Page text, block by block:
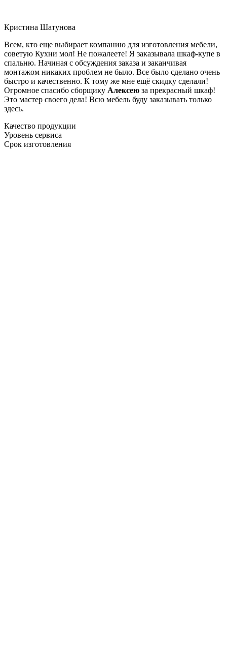
Кристина Шатунова
Всем, кто еще выбирает компанию для изготовления мебели,
советую Кухни мол! Не пожалеете! Я заказывала шкаф-купе в
спальню. Начиная с обсуждения заказа и заканчивая
монтажом никаких проблем не было. Все было сделано очень
быстро и качественно. К тому же мне ещё скидку сделали!
Огромное спасибо сборщику Алексею за прекрасный шкаф!
Это мастер своего дела! Всю мебель буду заказывать только
здесь.
Качество продукции
Уровень сервиса
Срок изготовления